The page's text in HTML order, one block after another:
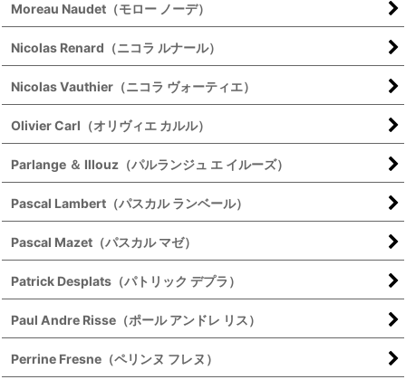
Moreau Naudet（モロー ノーデ）
Nicolas Renard（ニコラ ルナール）
Nicolas Vauthier（ニコラ ヴォーティエ）
Olivier Carl（オリヴィエ カルル）
Parlange ＆ Illouz（パルランジュ エ イルーズ）
Pascal Lambert（パスカル ランベール）
Pascal Mazet（パスカル マゼ）
Patrick Desplats（パトリック デプラ）
Paul Andre Risse（ポール アンドレ リス）
Perrine Fresne（ペリンヌ フレヌ）